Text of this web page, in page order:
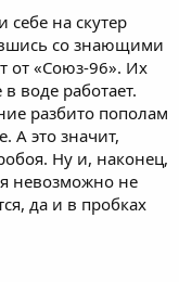
себе на скутер
со знающими
от «Союз-96». Их
воде работает.
разбито пополам
А это значит,
Ну и, наконец,
невозможно не
да и в пробках